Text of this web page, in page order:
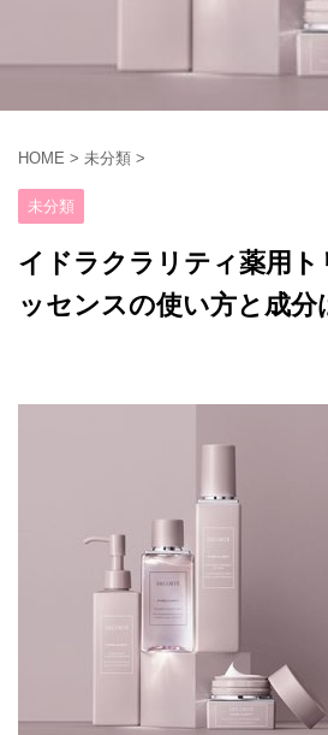
HOME > 未分類 >
未分類
イドラクラリティ薬用
ッセンスの使い方と成分